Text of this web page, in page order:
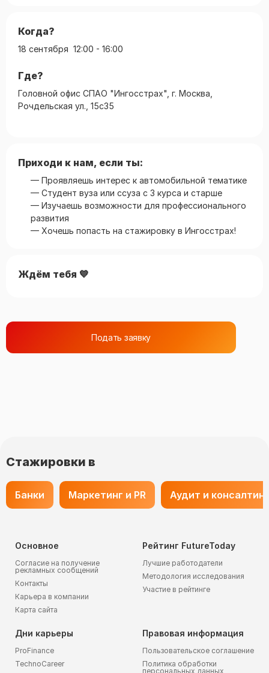
Когда?
18 сентября 12:00 - 16:00
Где?
Головной офис СПАО "Ингосстрах", г. Москва,
Рочдельская ул., 15с35
Приходи к нам, если ты:
— Проявляешь интерес к автомобильной тематике
— Студент вуза или ссуза с 3 курса и старше
— Изучаешь возможности для профессионального
развития
— Хочешь попасть на стажировку в Ингосстрах!
Ждём тебя 💙
Подать заявку
Стажировки в
Банки Маркетинг и PR Аудит и консалтинг
Основное
Согласие на получение
рекламных сообщений
Контакты
Карьера в компании
Карта сайта
Рейтинг FutureToday
Лучшие работодатели
Методология исследования
Участие в рейтинге
Дни карьеры
ProFinance
TechnoCareer
Правовая информация
Пользовательское соглашение
Политика обработки
персональных данных